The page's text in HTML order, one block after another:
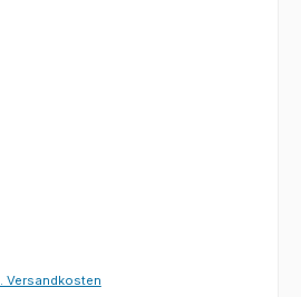
Versandkosten